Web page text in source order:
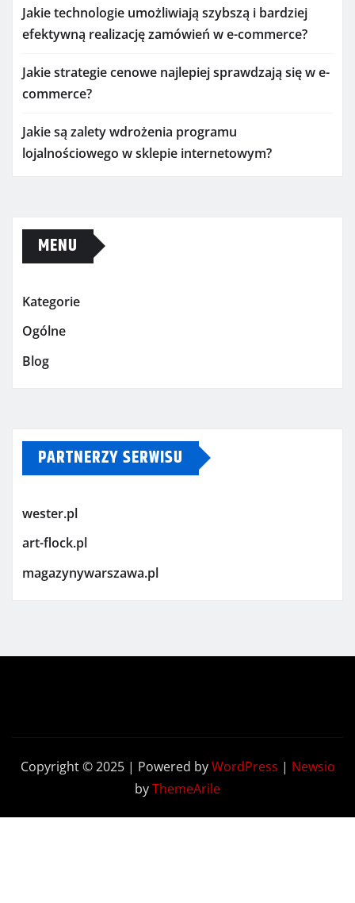
Jakie technologie umożliwiają szybszą i bardziej
efektywną realizację zamówień w e-commerce?
Jakie strategie cenowe najlepiej sprawdzają się w e-
commerce?
Jakie są zalety wdrożenia programu
lojalnościowego w sklepie internetowym?
MENU
Kategorie
Ogólne
Blog
PARTNERZY SERWISU
wester.pl
art-flock.pl
magazynywarszawa.pl
Copyright © 2025 | Powered byWordPress | Newsio
byThemeArile